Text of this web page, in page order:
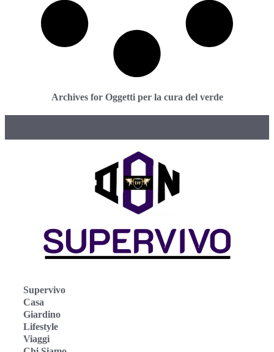
Archives for Oggetti per la cura del verde
Supervivo
Casa
Giardino
Lifestyle
Viaggi